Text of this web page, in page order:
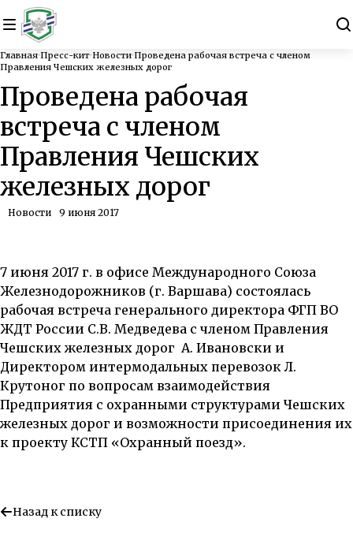
Главная Пресс-кит Новости Проведена рабочая встреча с членом
Правления Чешских железных дорог
Проведена рабочая
встреча с членом
Правления Чешских
железных дорог
Новости 9 июня 2017
7 июня 2017 г. в офисе Международного Союза
Железнодорожников (г. Варшава) состоялась
рабочая встреча генерального директора ФГП ВО
ЖДТ России С.В. Медведева с членом Правления
Чешских железных дорог А. Ивановски и
Директором интермодальных перевозок Л.
Крутоног по вопросам взаимодействия
Предприятия с охранными структурами Чешских
железных дорог и возможности присоединения их
к проекту КСТП «Охранный поезд».
Назад к списку